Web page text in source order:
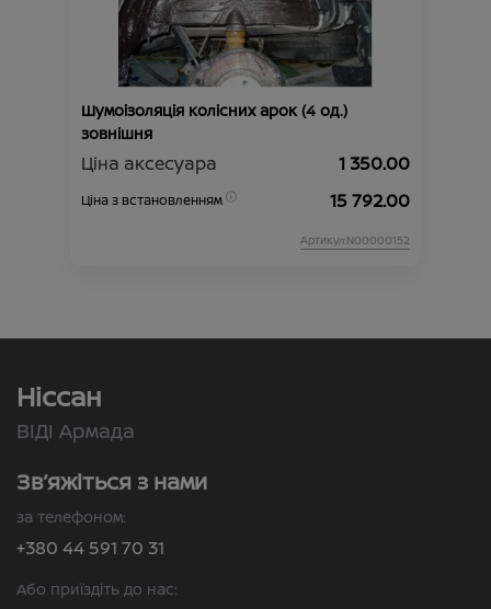
Шумоізоляція колісних арок (4 од.)
зовнішня
Ціна аксесуара 1 350.00
Ціна з встановленням 15 792.00
Артикул:N00000152
Ніссан
ВІДІ Армада
Зв’яжіться з нами
за телефоном:
+380 44 591 70 31
Або приїздіть до нас: